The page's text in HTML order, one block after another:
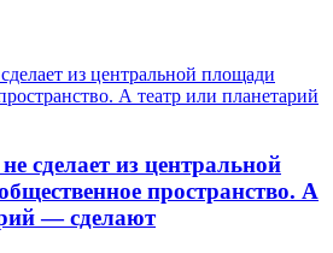
сделает из центральной
пространство. А
— сделают